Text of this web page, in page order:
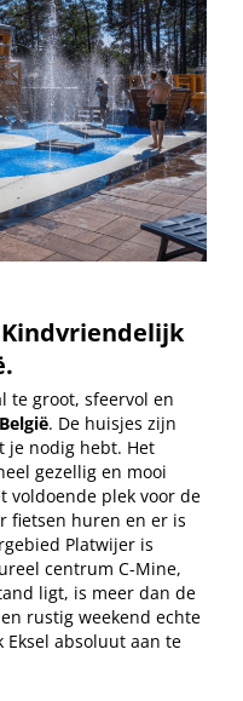
te groot, sfeervol en
. De huisjes zijn
je nodig hebt. Het
gezellig en mooi
voldoende plek voor de
fietsen huren en er is
Platwijer is
centrum C-Mine,
ligt, is meer dan de
rustig weekend echte
absoluut aan te